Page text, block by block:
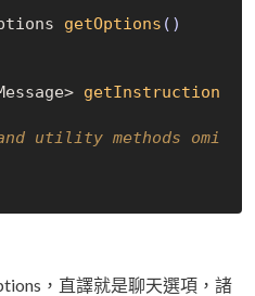
getOptions ()
getInstruction
utility methods omi
，直譯就是聊天選項，諸